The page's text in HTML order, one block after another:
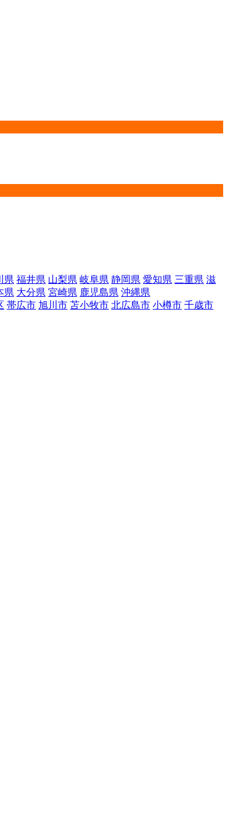
県 福井県 山梨県 岐阜県 静岡県 愛知県 三重県 滋
県 大分県 宮崎県 鹿児島県 沖縄県
帯広市 旭川市 苫小牧市 北広島市 小樽市 千歳市